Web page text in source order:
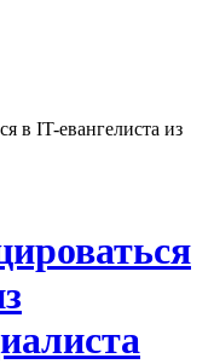
в IT-евангелиста из